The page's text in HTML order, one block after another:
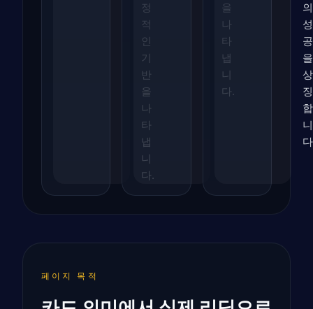
정
적
인
기
반
을
나
타
냅
니
다.
을
나
타
냅
니
다.
의
성
공
을
상
징
합
니
페이지 목적